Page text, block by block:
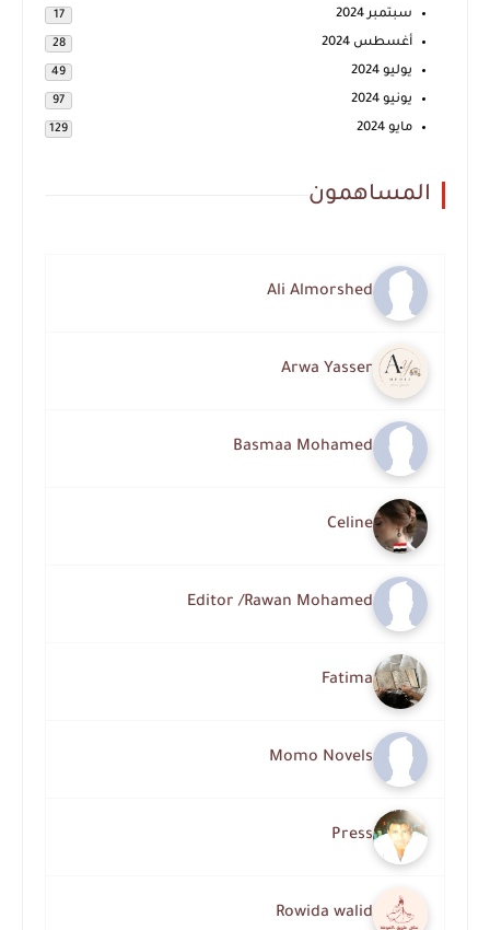
سبتمبر 2024 17
أغسطس 2024 28
يوليو 2024 49
يونيو 2024 97
مايو 2024 129
المساهمون
Ali Almorshed
Arwa Yasser
Basmaa Mohamed
Celine
Editor /Rawan Mohamed
Fatima
Momo Novels
Press
Rowida walid